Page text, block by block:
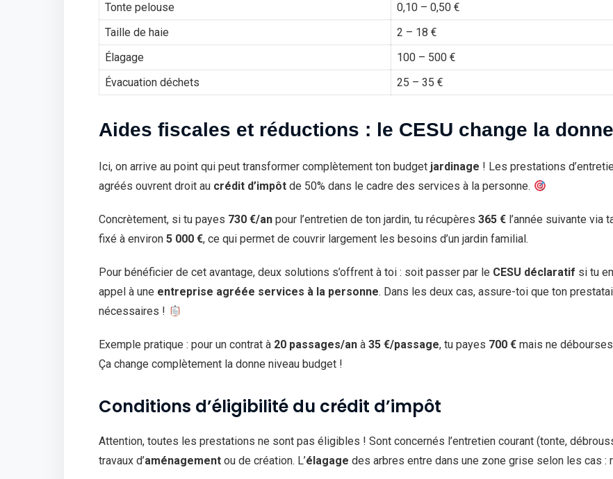
Tonte pelouse
0,10 – 0,50 €
Taille de haie
2 – 18 €
Élagage
100 – 500 €
Évacuation déchets
25 – 35 €
Aides fiscales et réductions : le CESU change la donne
Ici, on arrive au point qui peut transformer complètement ton budget jardinage ! Les prestations
agréés ouvrent droit au crédit d’impôt de 50% dans le cadre des services à la personne.
Concrètement, si tu payes 730 €/an pour l’entretien de ton jardin, tu récupères 365 € l’année suivante via
fixé à environ 5 000 €, ce qui permet de couvrir largement les besoins d’un jardin familial.
Pour bénéficier de cet avantage, deux solutions s’offrent à toi : soit passer par le CESU déclaratif si tu
appel à une entreprise agréée services à la personne. Dans les deux cas, assure-toi que ton
nécessaires !
Exemple pratique : pour un contrat à 20 passages/an à 35 €/passage, tu payes 700 € mais ne
Ça change complètement la donne niveau budget !
Conditions d’éligibilité du crédit d’impôt
Attention, toutes les prestations ne sont pas éligibles ! Sont concernés l’entretien courant (tonte,
travaux d’aménagement ou de création. L’élagage des arbres entre dans une zone grise selon les cas